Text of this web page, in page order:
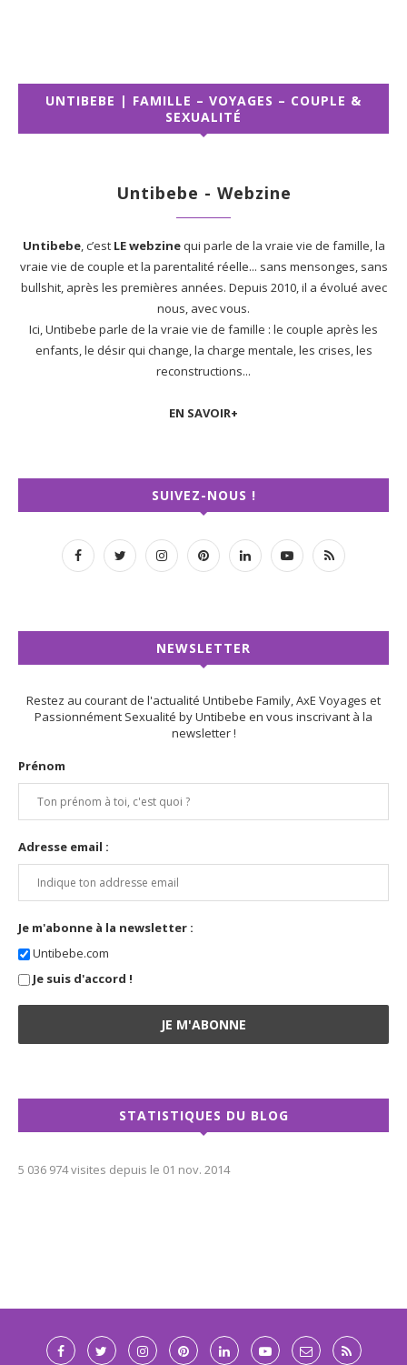
UNTIBEBE | FAMILLE – VOYAGES – COUPLE &
SEXUALITÉ
Untibebe - Webzine
Untibebe, c’est LE webzinequi parle de la vraie vie de famille, la
vraie vie de couple et la parentalité réelle... sans mensonges, sans
bullshit, après les premières années. Depuis 2010, il a évolué avec
nous, avec vous.
Ici, Untibebe parle de la vraie vie de famille : le couple après les
enfants, le désir qui change, la charge mentale, les crises, les
reconstructions...
EN SAVOIR+
SUIVEZ-NOUS !
NEWSLETTER
Restez au courant de l'actualité Untibebe Family, AxE Voyages et
Passionnément Sexualité by Untibebe en vous inscrivant à la
newsletter !
Prénom
Adresse email :
Je m'abonne à la newsletter :
Untibebe.com
Je suis d'accord !
STATISTIQUES DU BLOG
5 036 974 visites depuis le 01 nov. 2014